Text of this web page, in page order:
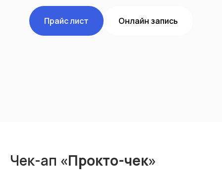
Прайс лист Онлайн запись
Чек-ап «Прокто-чек»